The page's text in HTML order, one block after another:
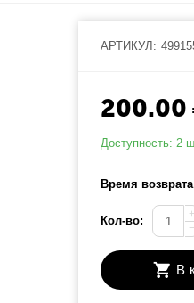
АРТИКУЛ:
200.00
Доступность: 2
Время
Кол-во:
+
−
В